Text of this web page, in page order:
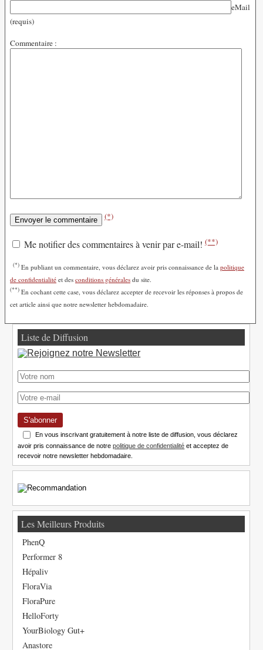
eMail
(requis)
Commentaire :
(*)
Me notifier des commentaires à venir par e-mail! (**)
(*) En publiant un commentaire, vous déclarez avoir pris connaissance de la politique
de confidentialité et des conditions générales du site.
(**) En cochant cette case, vous déclarez accepter de recevoir les réponses à propos de
cet article ainsi que notre newsletter hebdomadaire.
Liste de Diffusion
S'abonner
En vous inscrivant gratuitement à notre liste de diffusion, vous déclarez
avoir pris connaissance de notrepolitique de confidentialité et acceptez de
recevoir notre newsletter hebdomadaire.
Les Meilleurs Produits
PhenQ
Performer 8
Hépaliv
FloraVia
FloraPure
HelloForty
YourBiology Gut+
Anastore